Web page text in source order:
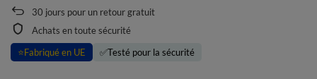
30 jours pour un retour gratuit
Achats en toute sécurité
⭐Fabriqué en UE ✅Testé pour la sécurité